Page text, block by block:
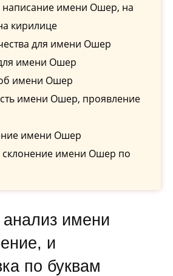
имени Ошер, на
кирилице
для имени Ошер
имени Ошер
имени Ошер
имени Ошер, проявление
имени Ошер
имени Ошер по
и
по буквам